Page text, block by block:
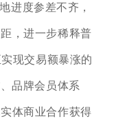
进度参差不齐，
，进一步稀释普
现交易额暴涨的
品牌会员体系
体商业合作获得